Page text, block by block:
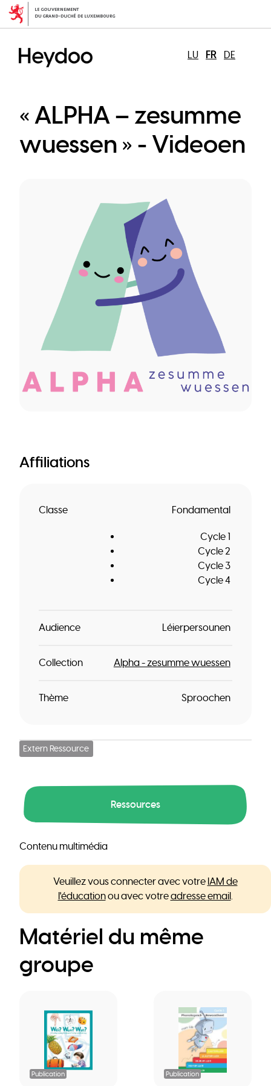
Aller
au
principal
LU FR DE
« ALPHA – zesumme
wuessen » - Videoen
Affiliations
Classe Fondamental
Cycle 1
Cycle 2
Cycle 3
Cycle 4
Audience Léierpersounen
Collection Alpha - zesumme wuessen
Thème Sproochen
Extern Ressource
Ressources
Contenu multimédia
Veuillez vous connecter avec votre IAM de
l'éducationou avec votreadresse email.
Matériel du même
groupe
Publication Publication